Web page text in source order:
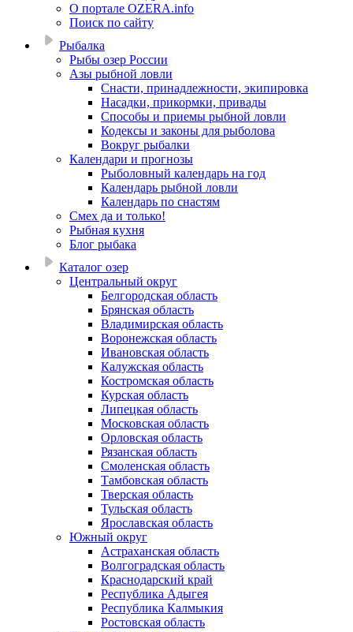
О портале OZERA.info
Поиск по сайту
Рыбалка
Рыбы озер России
Азы рыбной ловли
Снасти, принадлежности, экипировка
Насадки, прикормки, привады
Способы и приемы рыбной ловли
Кодексы и законы для рыболова
Вокруг рыбалки
Календари и прогнозы
Рыболовный календарь на год
Календарь рыбной ловли
Календарь по снастям
Смех да и только!
Рыбная кухня
Блог рыбака
Каталог озер
Центральный округ
Белгородская область
Брянская область
Владимирская область
Воронежская область
Ивановская область
Калужская область
Костромская область
Курская область
Липецкая область
Московская область
Орловская область
Рязанская область
Смоленская область
Тамбовская область
Тверская область
Тульская область
Ярославская область
Южный округ
Астраханская область
Волгоградская область
Краснодарский край
Республика Адыгея
Республика Калмыкия
Ростовская область